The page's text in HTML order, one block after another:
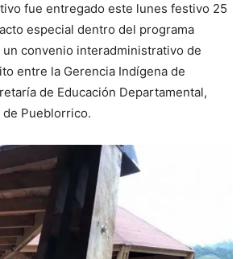
fue entregado este lunes festivo 25
especial dentro del programa
un convenio interadministrativo de
entre la Gerencia Indígena de
de Educación Departamental,
de Pueblorrico.